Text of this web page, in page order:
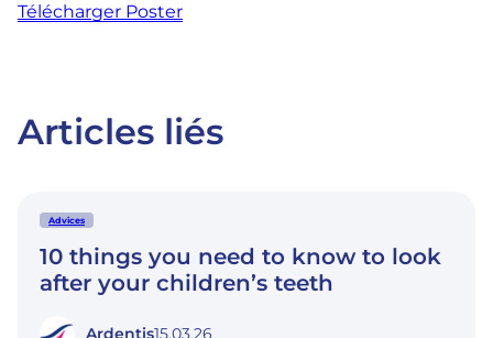
Télécharger Poster
Articles liés
Advices
10 things you need to know to look
after your children’s teeth
Ardentis15.03.26